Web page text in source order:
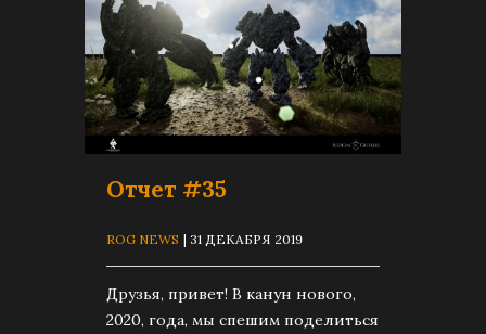
Отчет #35
ROG NEWS | 31 ДЕКАБРЯ 2019
Друзья, привет! В канун нового,
2020, года, мы спешим поделиться